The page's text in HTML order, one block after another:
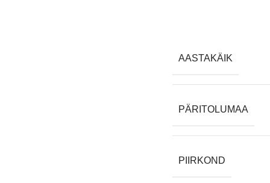
AASTAKÄIK
PÄRITOLUMAA
PIIRKOND